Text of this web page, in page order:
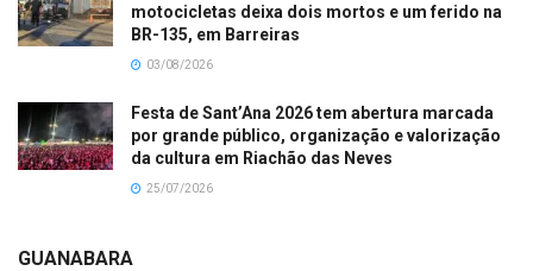
motocicletas deixa dois mortos e um ferido na
BR-135, em Barreiras
03/08/2026
Festa de Sant’Ana 2026 tem abertura marcada
por grande público, organização e valorização
da cultura em Riachão das Neves
25/07/2026
GUANABARA